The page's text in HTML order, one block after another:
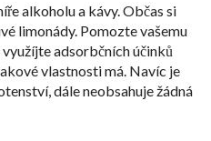
alkoholu a kávy. Občas si
limonády. Pomozte vašemu
adsorbčních účinků
vlastnosti má. Navíc je
dále neobsahuje žádná